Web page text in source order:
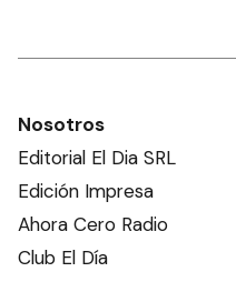
Nosotros
Editorial El Dia SRL
Edición Impresa
Ahora Cero Radio
Club El Día